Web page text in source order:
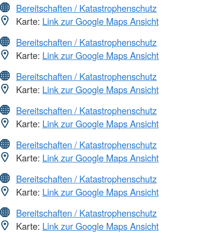
Bereitschaften / Katastrophenschutz
Karte: Link zur Google Maps Ansicht
Bereitschaften / Katastrophenschutz
Karte: Link zur Google Maps Ansicht
Bereitschaften / Katastrophenschutz
Karte: Link zur Google Maps Ansicht
Bereitschaften / Katastrophenschutz
Karte: Link zur Google Maps Ansicht
Bereitschaften / Katastrophenschutz
Karte: Link zur Google Maps Ansicht
Bereitschaften / Katastrophenschutz
Karte: Link zur Google Maps Ansicht
Bereitschaften / Katastrophenschutz
Karte: Link zur Google Maps Ansicht